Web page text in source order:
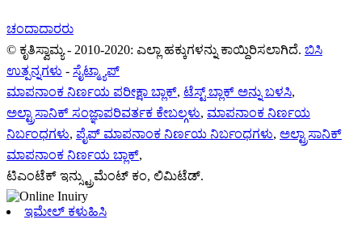
ಚಂದಾದಾರರು
© ಕೃತಿಸ್ವಾಮ್ಯ - 2010-2020: ಎಲ್ಲಾ ಹಕ್ಕುಗಳನ್ನು ಕಾಯ್ದಿರಿಸಲಾಗಿದೆ. ಬಿಸಿ
ಉತ್ಪನ್ನಗಳು - ಸೈಟ್ಮ್ಯಾಪ್
ಮಾಪನಾಂಕ ನಿರ್ಣಯ ಪರೀಕ್ಷಾ ಬ್ಲಾಕ್, ಟೆಸ್ಟ್ ಬ್ಲಾಕ್ ಅನ್ನು ಬಳಸಿ,
ಅಲ್ಟ್ರಾಸಾನಿಕ್ ಸಂಜ್ಞಾಪರಿವರ್ತಕ ಕೇಬಲ್ಗಳು, ಮಾಪನಾಂಕ ನಿರ್ಣಯ
ನಿರ್ಬಂಧಗಳು, ಪೈಪ್ ಮಾಪನಾಂಕ ನಿರ್ಣಯ ನಿರ್ಬಂಧಗಳು, ಅಲ್ಟ್ರಾಸಾನಿಕ್
ಮಾಪನಾಂಕ ನಿರ್ಣಯ ಬ್ಲಾಕ್,
ಟಿಎಂಟೆಕ್ ಇನ್ಸ್ಟ್ರುಮೆಂಟ್ ಕಂ, ಲಿಮಿಟೆಡ್.
ಇಮೇಲ್ ಕಳುಹಿಸಿ